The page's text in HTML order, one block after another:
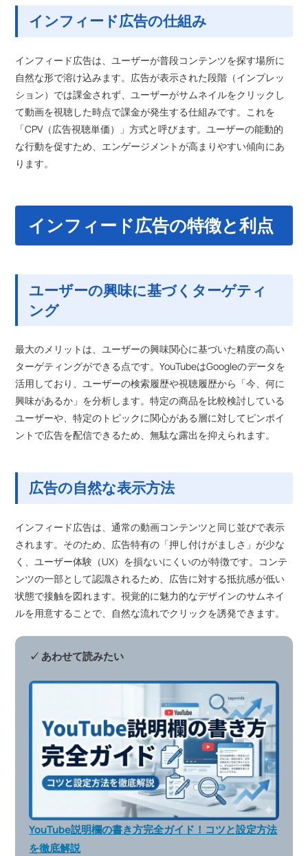
インフィード広告の仕組み
インフィード広告は、ユーザーが普段コンテンツを探す場所に
自然な形で溶け込みます。広告が表示された段階（インプレッ
ション）では課金されず、ユーザーがサムネイルをクリックし
て動画を視聴した時点で課金が発生する仕組みです。これを
「CPV（広告視聴単価）」方式と呼びます。ユーザーの能動的
な行動を促すため、エンゲージメントが高まりやすい傾向にあ
ります。
インフィード広告の特徴と利点
ユーザーの興味に基づくターゲティ
ング
最大のメリットは、ユーザーの興味関心に基づいた精度の高い
ターゲティングができる点です。YouTubeはGoogleのデータを
活用しており、ユーザーの検索履歴や視聴履歴から「今、何に
興味があるか」を分析します。特定の商品を比較検討している
ユーザーや、特定のトピックに関心がある層に対してピンポイ
ントで広告を配信できるため、無駄な露出を抑えられます。
広告の自然な表示方法
インフィード広告は、通常の動画コンテンツと同じ並びで表示
されます。そのため、広告特有の「押し付けがましさ」が少な
く、ユーザー体験（UX）を損ないにくいのが特徴です。コンテ
ンツの一部として認識されるため、広告に対する抵抗感が低い
状態で接触を図れます。視覚的に魅力的なデザインのサムネイ
ルを用意することで、自然な流れでクリックを誘発できます。
✓ あわせて読みたい
YouTube説明欄の書き方完全ガイド！コツと設定方法
を徹底解説